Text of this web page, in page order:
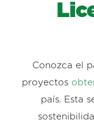
Conozca el
proyectos
país. Esta